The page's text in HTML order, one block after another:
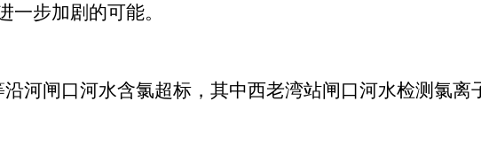
一步加剧的可能。
河闸口河水含氯超标，其中西老湾站闸口河水检测氯离